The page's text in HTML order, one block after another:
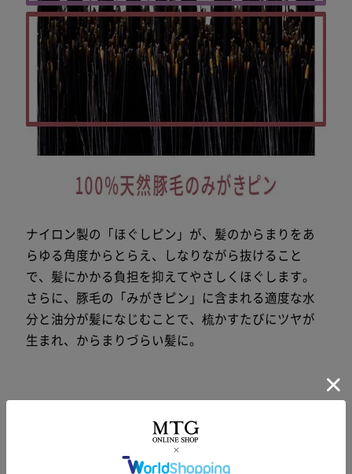
ナイロン製の「ほぐしピン」が、髪のからまりをあ
らゆる角度からとらえ、しなりながら抜けること
で、髪にかかる負担を抑えてやさしくほぐします。
さらに、豚毛の「みがきピン」に含まれる適度な水
分と油分が髪になじむことで、梳かすたびにツヤが
生まれ、からまりづらい髪に。